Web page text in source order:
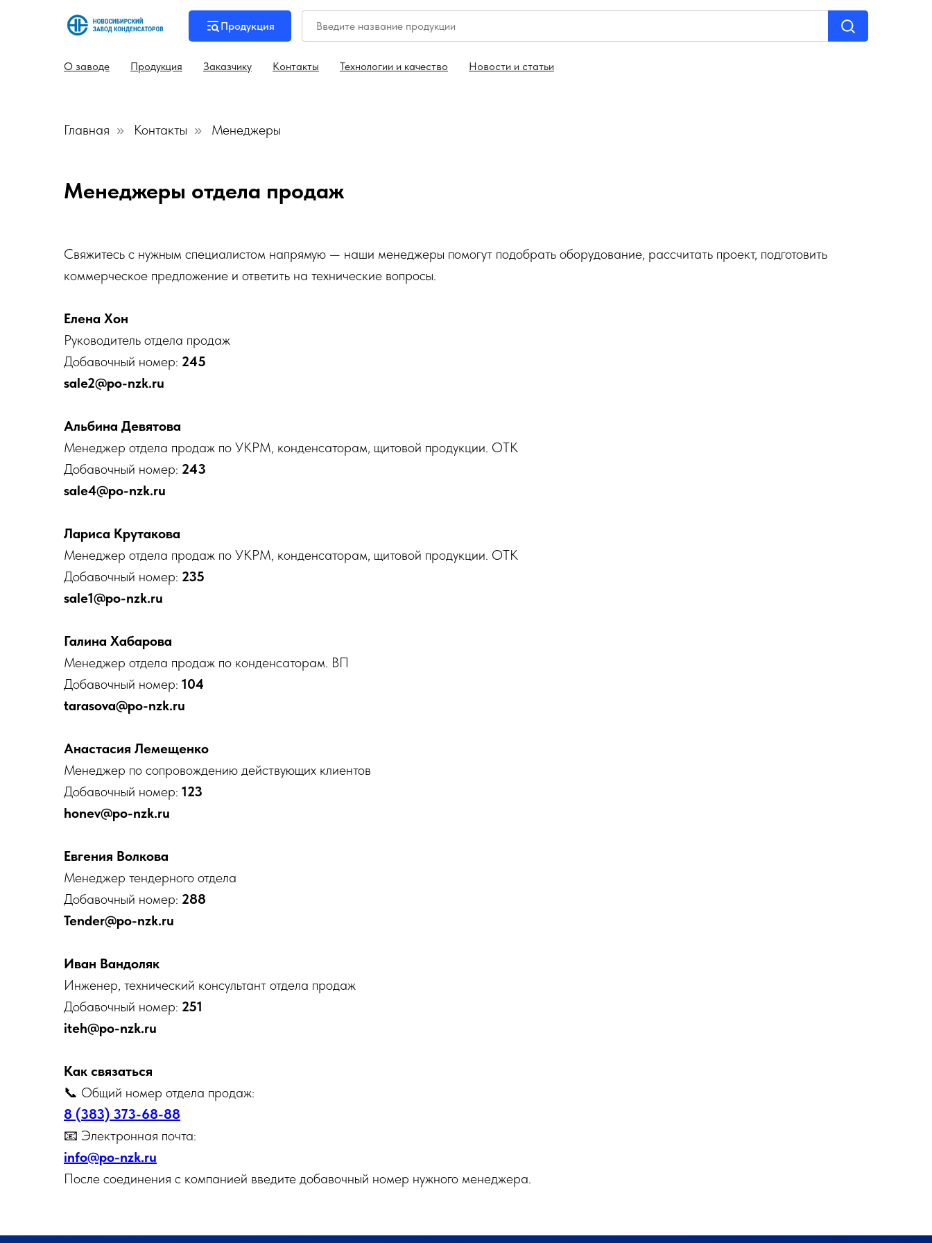
Продукция
О заводе Продукция Заказчику Контакты Технологии и качество Новости и статьи
Главная » Контакты » Менеджеры
Менеджеры отдела продаж
Свяжитесь с нужным специалистом напрямую — наши менеджеры помогут подобрать оборудование, рассчитать проект, подготовить
коммерческое предложение и ответить на технические вопросы.
Елена Хон
Руководитель отдела продаж
Добавочный номер: 245
sale2@po-nzk.ru
Альбина Девятова
Менеджер отдела продаж по УКРМ, конденсаторам, щитовой продукции. ОТК
Добавочный номер: 243
sale4@po-nzk.ru
Лариса Крутакова
Менеджер отдела продаж по УКРМ, конденсаторам, щитовой продукции. ОТК
Добавочный номер: 235
sale1@po-nzk.ru
Галина Хабарова
Менеджер отдела продаж по конденсаторам. ВП
Добавочный номер: 104
tarasova@po-nzk.ru
Анастасия Лемещенко
Менеджер по сопровождению действующих клиентов
Добавочный номер: 123
honev@po-nzk.ru
Евгения Волкова
Менеджер тендерного отдела
Добавочный номер: 288
Tender@po-nzk.ru
Иван Вандоляк
Инженер, технический консультант отдела продаж
Добавочный номер: 251
iteh@po-nzk.ru
Как связаться
📞 Общий номер отдела продаж:
8 (383) 373-68-88
📧 Электронная почта:
info@po-nzk.ru
После соединения с компанией введите добавочный номер нужного менеджера.